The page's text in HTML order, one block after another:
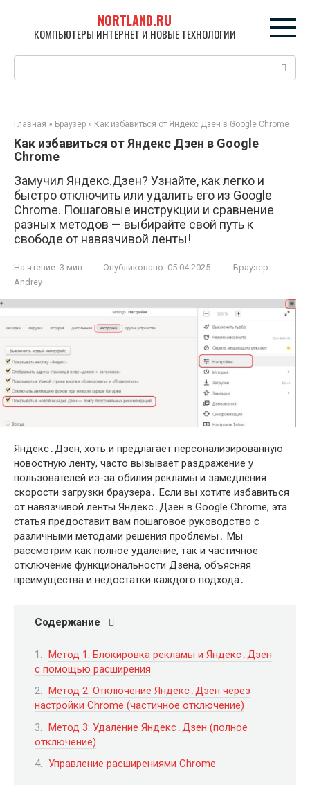
контенту
NORTLAND.RU
КОМПЬЮТЕРЫ ИНТЕРНЕТ И НОВЫЕ ТЕХНОЛОГИИ
Главная » Браузер » Как избавиться от Яндекс Дзен в Google Chrome
Как избавиться от Яндекс Дзен в Google
Chrome
Замучил Яндекс.Дзен? Узнайте, как легко и
быстро отключить или удалить его из Google
Chrome. Пошаговые инструкции и сравнение
разных методов — выбирайте свой путь к
свободе от навязчивой ленты!
На чтение: 3 мин Опубликовано: 05.04.2025
Браузер
Andrey
Яндекс․Дзен, хоть и предлагает персонализированную
новостную ленту, часто вызывает раздражение у
пользователей из-за обилия рекламы и замедления
скорости загрузки браузера․ Если вы хотите избавиться
от навязчивой ленты Яндекс․Дзен в Google Chrome, эта
статья предоставит вам пошаговое руководство с
различными методами решения проблемы․ Мы
рассмотрим как полное удаление, так и частичное
отключение функциональности Дзена, объясняя
преимущества и недостатки каждого подхода․
Содержание
Метод 1: Блокировка рекламы и Яндекс․Дзен
с помощью расширения
Метод 2: Отключение Яндекс․Дзен через
настройки Chrome (частичное отключение)
Метод 3: Удаление Яндекс․Дзен (полное
отключение)
Управление расширениями Chrome